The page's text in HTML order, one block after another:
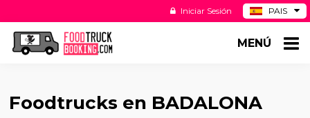
PAIS
DE
Iniciar Sesión
MENÚ
Foodtrucks en BADALONA